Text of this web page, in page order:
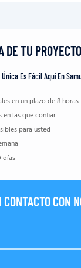
DE TU
Es Fácil Aquí En
en un plazo de 8 horas.
las que confiar
para usted
días
CON